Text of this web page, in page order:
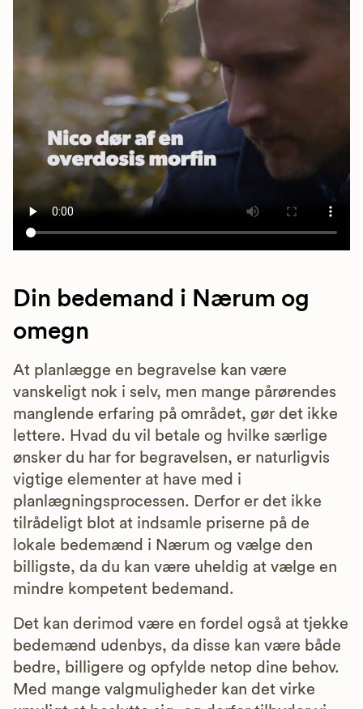
Din bedemand i Nærum og
omegn
At planlægge en begravelse kan være
vanskeligt nok i selv, men mange pårørendes
manglende erfaring på området, gør det ikke
lettere. Hvad du vil betale og hvilke særlige
ønsker du har for begravelsen, er naturligvis
vigtige elementer at have med i
planlægningsprocessen. Derfor er det ikke
tilrådeligt blot at indsamle priserne på de
lokale bedemænd i Nærum og vælge den
billigste, da du kan være uheldig at vælge en
mindre kompetent bedemand.
Det kan derimod være en fordel også at tjekke
bedemænd udenbys, da disse kan være både
bedre, billigere og opfylde netop dine behov.
Med mange valgmuligheder kan det virke